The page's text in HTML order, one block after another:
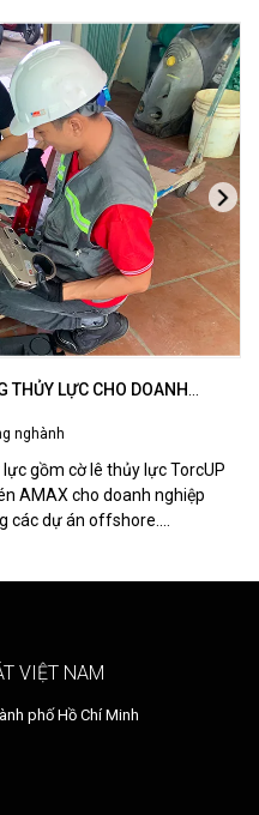
THỦY LỰC CHO DOANH
nghành
gồm cờ lê thủy lực TorcUP
AMAX cho doanh nghiệp
các dự án offshore.
VIỆT NAM
phố Hồ Chí Minh